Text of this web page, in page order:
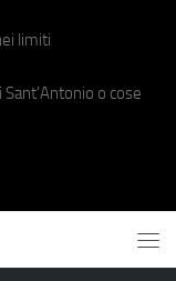
limiti
Sant'Antonio o cose